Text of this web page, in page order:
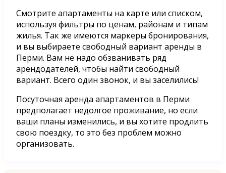
Смотрите апартаменты на карте или списком,
используя фильтры по ценам, районам и типам
жилья. Так же имеются маркеры бронирования,
и вы выбираете свободный вариант аренды в
Перми. Вам не надо обзванивать ряд
арендодателей, чтобы найти свободный
вариант. Всего один звонок, и вы заселились!
Посуточная аренда апартаментов в Перми
предполагает недолгое проживание, но если
ваши планы изменились, и вы хотите продлить
свою поездку, то это без проблем можно
организовать.